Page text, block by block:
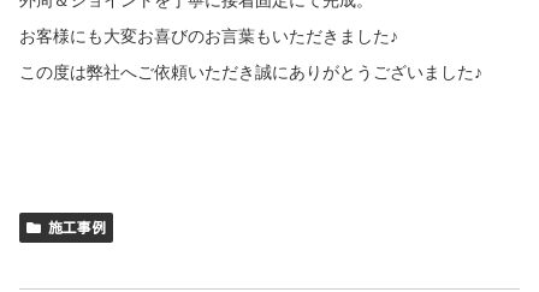
お客様にも大変お喜びのお言葉もいただきました♪
この度は弊社へご依頼いただき誠にありがとうございました♪
施工事例